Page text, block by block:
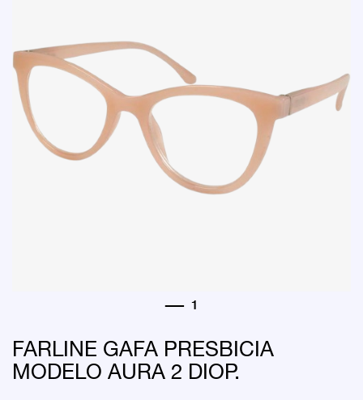
FARLINE GAFA PRESBICIA
MODELO AURA 2 DIOP.